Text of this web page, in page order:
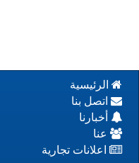
الرئيسية
اتصل بنا
أخبارنا
عنا
اعلانات تجارية